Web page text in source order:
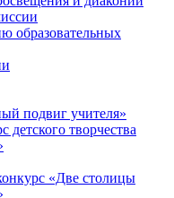
образовательных
подвиг учителя»
творчества
«Две столицы